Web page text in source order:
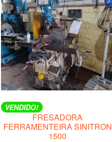
VENDIDO!
FRESADORA
FERRAMENTEIRA SINITRON
1500